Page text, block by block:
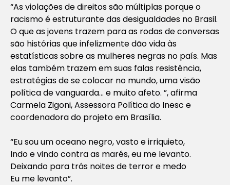
“As violações de direitos são múltiplas porque o
racismo é estruturante das desigualdades no Brasil.
O que as jovens trazem para as rodas de conversas
são histórias que infelizmente dão vida às
estatísticas sobre as mulheres negras no país. Mas
elas também trazem em suas falas resistência,
estratégias de se colocar no mundo, uma visão
política de vanguarda… e muito afeto. ”, afirma
Carmela Zigoni, Assessora Política do Inesc e
coordenadora do projeto em Brasília.
“Eu sou um oceano negro, vasto e irriquieto,
Indo e vindo contra as marés, eu me levanto.
Deixando para trás noites de terror e medo
Eu me levanto”.